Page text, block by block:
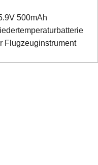
500mAh
Flugzeuginstrument